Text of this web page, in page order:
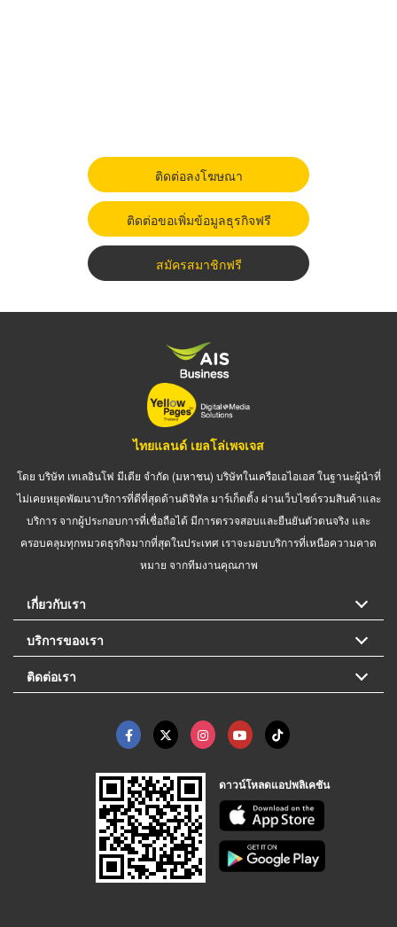
ติดต่อลงโฆษณา
ติดต่อขอเพิ่มข้อมูลธุรกิจฟรี
สมัครสมาชิกฟรี
ไทยแลนด์ เยลโล่เพจเจส
โดย บริษัท เทเลอินโฟ มีเดีย จำกัด (มหาชน) บริษัทในเครือเอไอเอส ในฐานะผู้นำที่
ไม่เคยหยุดพัฒนาบริการที่ดีที่สุดด้านดิจิทัล มาร์เก็ตติ้ง ผ่านเว็บไซต์รวมสินค้าและ
บริการ จากผู้ประกอบการที่เชื่อถือได้ มีการตรวจสอบและยืนยันตัวตนจริง และ
ครอบคลุมทุกหมวดธุรกิจมากที่สุดในประเทศ เราจะมอบบริการที่เหนือความคาด
หมาย จากทีมงานคุณภาพ
เกี่ยวกับเรา
บริการของเรา
ติดต่อเรา
ดาวน์โหลดแอปพลิเคชัน